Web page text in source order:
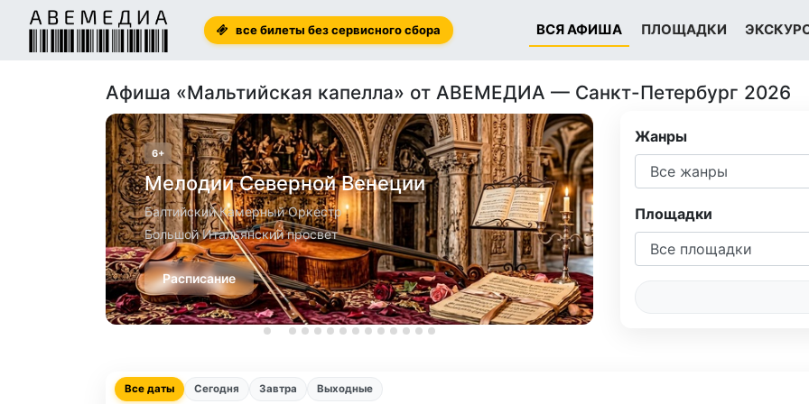
все билеты без сервисного сбора ВСЯ АФИША ПЛОЩАДКИ
Афиша «Мальтийская капелла» от АВЕМЕДИА — Санкт-Петербург 2026
6+
Мелодии Северной Венеции
Балтийский Камерный Оркестр
Большой Итальянский просвет
Расписание
6+
Балеты с
по Дворцу
Арт-Центр "Сен-Мишель"
Дворец Великого кн.
Жанры
Площадки
Все даты Сегодня Завтра Выходные